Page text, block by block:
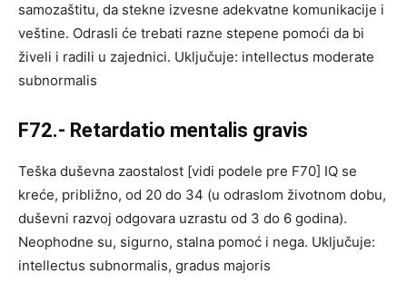
samozaštitu, da stekne izvesne adekvatne komunikacije i
veštine. Odrasli će trebati razne stepene pomoći da bi
živeli i radili u zajednici. Uključuje: intellectus moderate
subnormalis
F72.- Retardatio mentalis gravis
Teška duševna zaostalost [vidi podele pre F70] IQ se
kreće, približno, od 20 do 34 (u odraslom životnom dobu,
duševni razvoj odgovara uzrastu od 3 do 6 godina).
Neophodne su, sigurno, stalna pomoć i nega. Uključuje:
intellectus subnormalis, gradus majoris